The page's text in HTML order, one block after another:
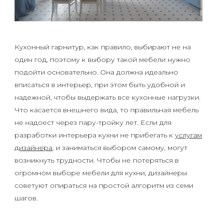
Кухонный гарнитур, как правило, выбирают не на
один год, поэтому к выбору такой мебели нужно
подойти основательно. Она должна идеально
вписаться в интерьер, при этом быть удобной и
надежной, чтобы выдержать все кухонные нагрузки.
Что касается внешнего вида, то правильная мебель
не надоест через пару-тройку лет. Если для
разработки интерьера кухни не прибегать к услугам
дизайнера, и заниматься выбором самому, могут
возникнуть трудности. Чтобы не потеряться в
огромном выборе мебели для кухни, дизайнеры
советуют опираться на простой алгоритм из семи
шагов.